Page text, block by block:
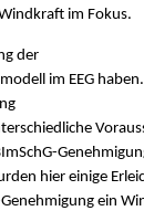
im Fokus.
der
im EEG haben.
hier einige
ein